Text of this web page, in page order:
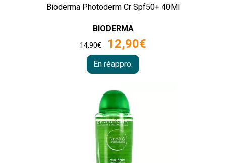
Bioderma Photoderm Cr Spf50+ 40Ml
BIODERMA
14,90€ 12,90€
En réappro.